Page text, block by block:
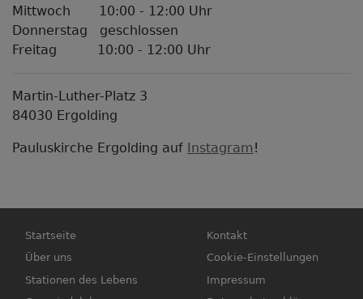
Mittwoch 10:00 - 12:00 Uhr
Donnerstag geschlossen
Freitag 10:00 - 12:00 Uhr
Martin-Luther-Platz 3
84030 Ergolding
Pauluskirche Ergolding auf Instagram !
Hauptnavigation
Startseite
Über uns
Stationen des Lebens
Fußbereichsmenü
Kontakt
Cookie-Einstellungen
Impressum